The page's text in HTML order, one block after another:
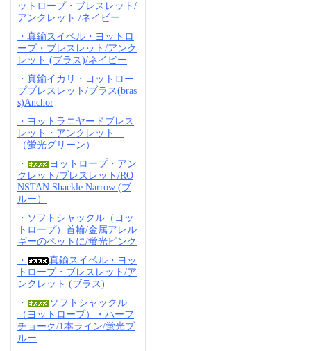
ットロープ・ブレスレット/
アンクレット /ネイビー
・真鍮スイベル・ヨットロ
ープ・ブレスレット/アンク
レット (ブラス)/ネイビー
・真鍮イカリ・ヨットロー
プブレスレット/ブラス(bras
s)Anchor
・ヨットラニヤードブレス
レット・アンクレット
（蛍光グリーン）
・
ヨットロープ・アン
クレット/ブレスレット/RO
NSTAN Shackle Narrow (ブ
ルー）
・ソフトシャックル（ヨッ
トロープ）首輪/金属アレル
ギーのペットに/蛍光ピンク
・
真鍮スイベル・ヨッ
トロープ・ブレスレット/ア
ンクレット (ブラス)
・
ソフトシャックル
（ヨットロープ）・ハーフ
チョーク/1本ライン/蛍光ブ
ルー